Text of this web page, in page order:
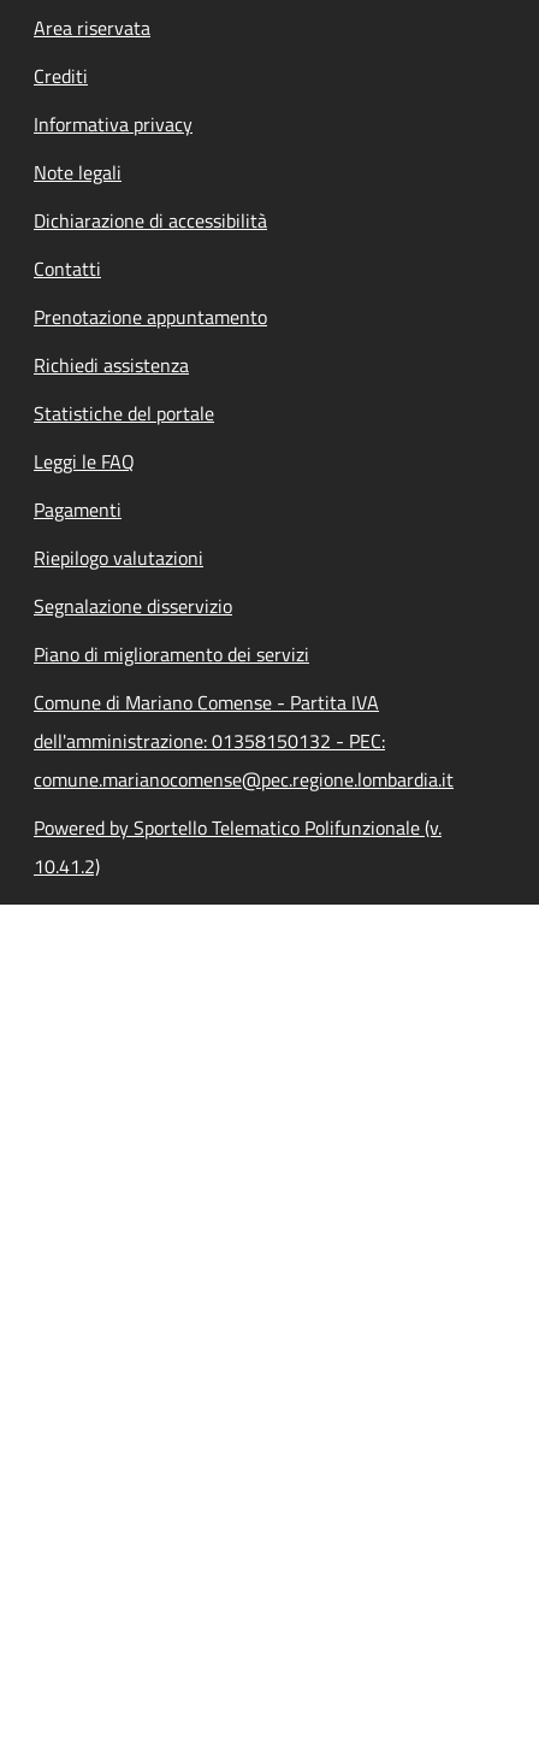
Footer menu
Area riservata
Crediti
Informativa privacy
Note legali
Dichiarazione di accessibilità
Contatti
Prenotazione appuntamento
Richiedi assistenza
Statistiche del portale
Leggi le FAQ
Pagamenti
Riepilogo valutazioni
Segnalazione disservizio
Piano di miglioramento dei servizi
Comune di Mariano Comense - Partita IVA
dell'amministrazione: 01358150132 - PEC:
comune.marianocomense@pec.regione.lombardia.it
Powered by Sportello Telematico Polifunzionale (v.
10.41.2)